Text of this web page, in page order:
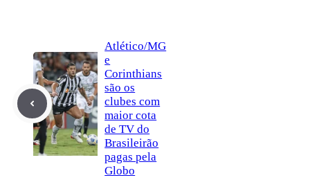
Atlético/MG
e
Corinthians
são os
clubes com
maior cota
de TV do
Brasileirão
pagas pela
Globo